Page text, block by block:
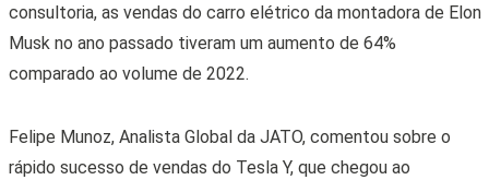
consultoria, as vendas do carro elétrico da montadora de Elon
Musk no ano passado tiveram um aumento de 64%
comparado ao volume de 2022.
Felipe Munoz, Analista Global da JATO, comentou sobre o
rápido sucesso de vendas do Tesla Y, que chegou ao